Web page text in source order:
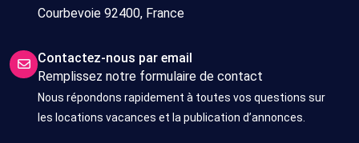
Courbevoie 92400, France
Contactez-nous par email
Remplissez notre formulaire de contact
Nous répondons rapidement à toutes vos questions sur
les locations vacances et la publication d’annonces.